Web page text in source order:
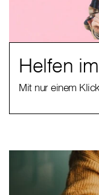
Helfen
Mit nur einem Klick